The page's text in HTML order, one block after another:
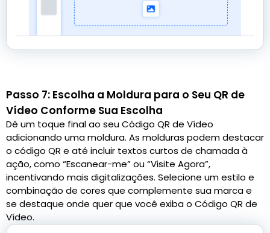
Passo 7: Escolha a Moldura para o Seu QR de
Vídeo Conforme Sua Escolha
Dê um toque final ao seu Código QR de Vídeo
adicionando uma moldura. As molduras podem destacar
o código QR e até incluir textos curtos de chamada à
ação, como “Escanear-me” ou “Visite Agora”,
incentivando mais digitalizações. Selecione um estilo e
combinação de cores que complemente sua marca e
se destaque onde quer que você exiba o Código QR de
Vídeo.